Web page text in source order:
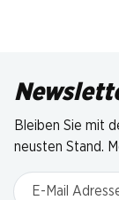
Bleiben Sie mit
neusten Stand.
E-Mail Adresse